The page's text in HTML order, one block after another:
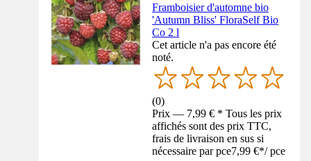
Framboisier d'automne bio
'Autumn Bliss' FloraSelf Bio
Co 2 l
Cet article n'a pas encore été
noté.
(0)
Prix — 7,99 € * Tous les prix
affichés sont des prix TTC,
frais de livraison en sus si
nécessaire par pce7,99 €*/ pce